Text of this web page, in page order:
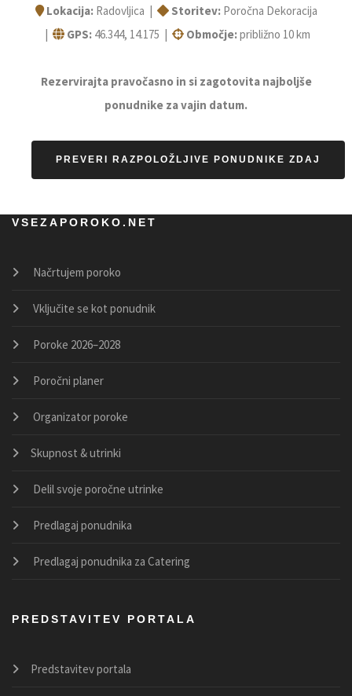
Lokacija:Radovljica | Storitev:Poročna Dekoracija
|
GPS:46.344, 14.175 | Območje:približno 10 km
Rezervirajta pravočasno in si zagotovita najboljše
ponudnike za vajin datum.
PREVERI RAZPOLOŽLJIVE PONUDNIKE ZDAJ
VSEZAPOROKO.NET
Načrtujem poroko
Vključite se kot ponudnik
Poroke 2026–2028
Poročni planer
Organizator poroke
Skupnost & utrinki
Delil svoje poročne utrinke
Predlagaj ponudnika
Predlagaj ponudnika za Catering
PREDSTAVITEV PORTALA
Predstavitev portala